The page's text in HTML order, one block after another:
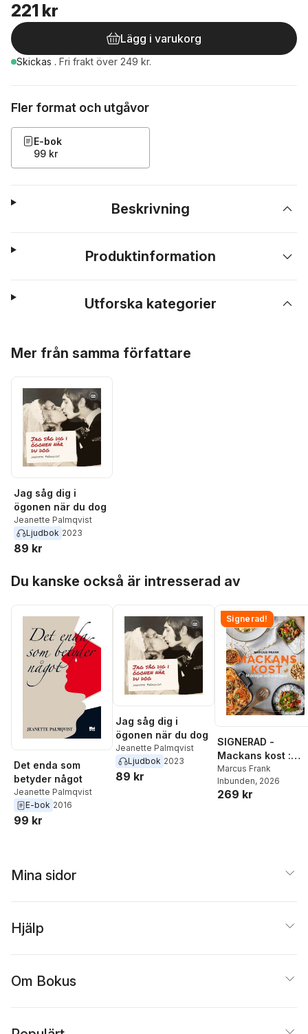
221 kr
Lägg i varukorg
Skickas . Fri frakt över 249 kr.
Fler format och utgåvor
E-bok
99 kr
Beskrivning
Produktinformation
Utforska kategorier
Mer från samma författare
Jag såg dig i
ögonen när du dog
Jeanette Palmqvist
Ljudbok 2023
89 kr
Du kanske också är intresserad av
Det enda som
betyder något
Jeanette Palmqvist
E-bok 2016
99 kr
Jag såg dig i
ögonen när du dog
Jeanette Palmqvist
Ljudbok 2023
89 kr
Signerad!
SIGNERAD -
Mackans kost :
Middagar och
matlådor
Marcus Frank
Inbunden, 2026
269 kr
Mina sidor
Hjälp
Om Bokus